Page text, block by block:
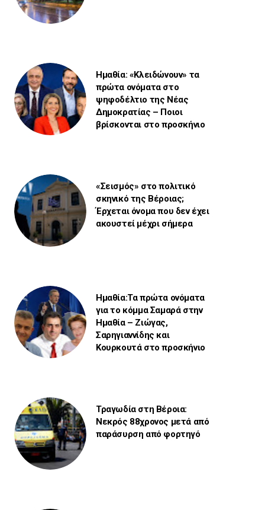
Ημαθία: «Κλειδώνουν» τα
πρώτα ονόματα στο
ψηφοδέλτιο της Νέας
Δημοκρατίας – Ποιοι
βρίσκονται στο προσκήνιο
«Σεισμός» στο πολιτικό
σκηνικό της Βέροιας;
Έρχεται όνομα που δεν έχει
ακουστεί μέχρι σήμερα
Ημαθία:Τα πρώτα ονόματα
για το κόμμα Σαμαρά στην
Ημαθία – Ζιώγας,
Σαρηγιαννίδης και
Κουρκουτά στο προσκήνιο
Τραγωδία στη Βέροια:
Νεκρός 88χρονος μετά από
παράσυρση από φορτηγό